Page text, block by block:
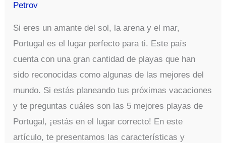
Petrov
Si eres un amante del sol, la arena y el mar,
Portugal es el lugar perfecto para ti. Este país
cuenta con una gran cantidad de playas que han
sido reconocidas como algunas de las mejores del
mundo. Si estás planeando tus próximas vacaciones
y te preguntas cuáles son las 5 mejores playas de
Portugal, ¡estás en el lugar correcto! En este
artículo, te presentamos las características y